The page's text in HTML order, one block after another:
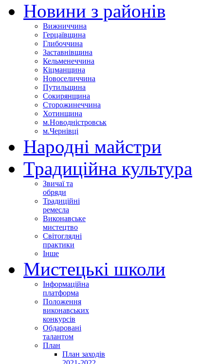
Новини з районів
Вижниччина
Герцаївщина
Глибоччина
Заставнівщина
Кельменеччина
Кіцманщина
Новоселиччина
Путильщина
Сокирянщина
Сторожинеччина
Хотинщина
м.Новодністровськ
м.Чернівці
Народні майстри
Традиційна культура
Звичаї та
обряди
Традиційні
ремесла
Виконавське
мистецтво
Світоглядні
практики
Інше
Мистецькі школи
Інформаційна
платформа
Положення
виконавських
конкурсів
Обдаровані
талантом
План
План заходів